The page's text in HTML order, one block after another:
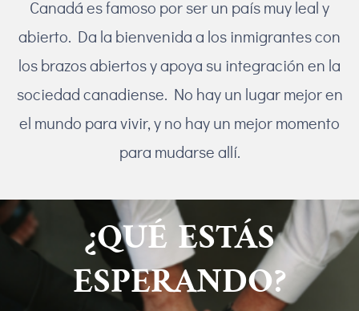
Canadá es famoso por ser un país muy leal y
abierto. Da la bienvenida a los inmigrantes con
los brazos abiertos y apoya su integración en la
sociedad canadiense. No hay un lugar mejor en
el mundo para vivir, y no hay un mejor momento
para mudarse allí.
¿QUÉ ESTÁS
ESPERANDO?